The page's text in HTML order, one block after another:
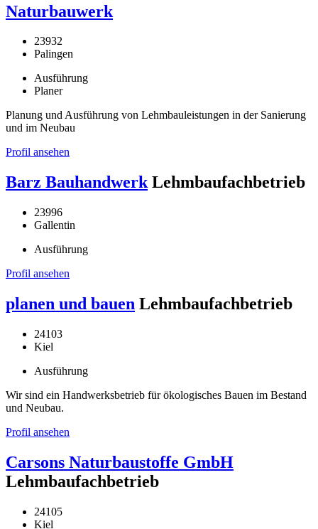
Naturbauwerk
23932
Palingen
Ausführung
Planer
Planung und Ausführung von Lehmbauleistungen in der Sanierung
und im Neubau
Profil ansehen
Barz Bauhandwerk Lehmbaufachbetrieb
23996
Gallentin
Ausführung
Profil ansehen
planen und bauen Lehmbaufachbetrieb
24103
Kiel
Ausführung
Wir sind ein Handwerksbetrieb für ökologisches Bauen im Bestand
und Neubau.
Profil ansehen
Carsons Naturbaustoffe GmbH
Lehmbaufachbetrieb
24105
Kiel